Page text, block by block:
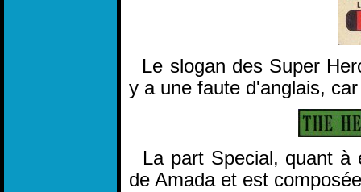
Le slogan des Super
y a une faute d'anglais,
La part Special, quant à
de Amada et est